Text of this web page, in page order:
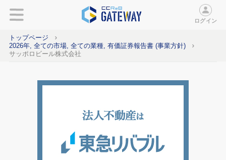
ログイン
トップページ
2026年, 全ての市場, 全ての業種, 有価証券報告書 (事業方針)
サッポロビール株式会社